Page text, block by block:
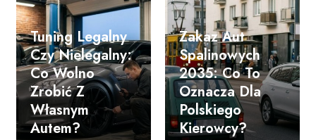
Tuning Legalny
Czy Nielegalny:
Co Wolno
Zrobić Z
Własnym
Autem?
Zakaz Aut
Spalinowych
2035: Co To
Oznacza Dla
Polskiego
Kierowcy?